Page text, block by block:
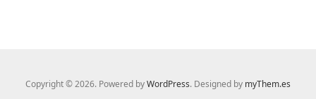
Copyright © 2026. Powered byWordPress. Designed by myThem.es